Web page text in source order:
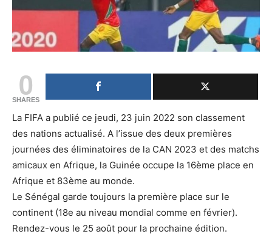
0
SHARES
La FIFA a publié ce jeudi, 23 juin 2022 son classement
des nations actualisé. A l’issue des deux premières
journées des éliminatoires de la CAN 2023 et des matchs
amicaux en Afrique, la Guinée occupe la 16ème place en
Afrique et 83ème au monde.
Le Sénégal garde toujours la première place sur le
continent (18e au niveau mondial comme en février).
Rendez-vous le 25 août pour la prochaine édition.